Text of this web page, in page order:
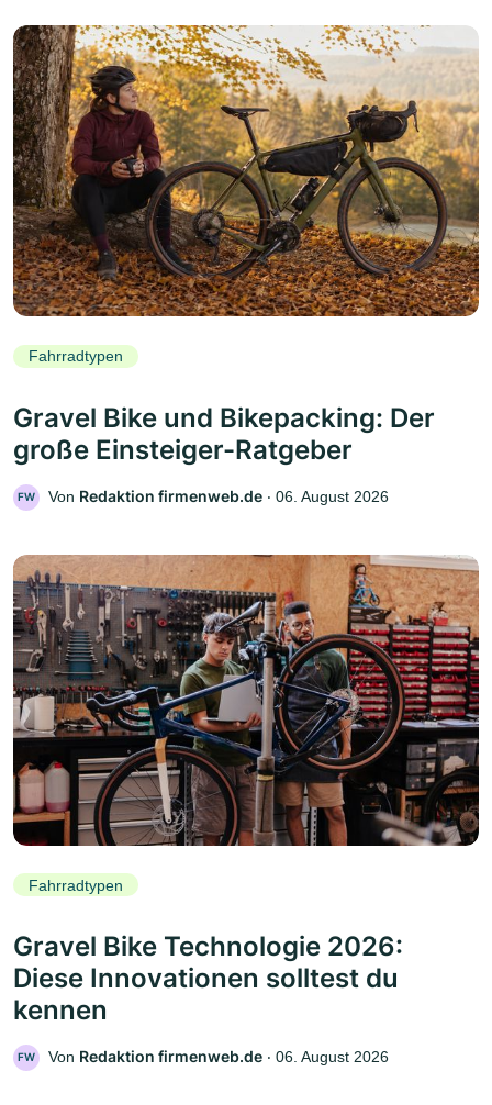
Fahrradtypen
Gravel Bike und Bikepacking: Der
große Einsteiger-Ratgeber
FW Von Redaktion firmenweb.de ‧ 06. August 2026
Fahrradtypen
Gravel Bike Technologie 2026:
Diese Innovationen solltest du
kennen
FW Von Redaktion firmenweb.de ‧ 06. August 2026